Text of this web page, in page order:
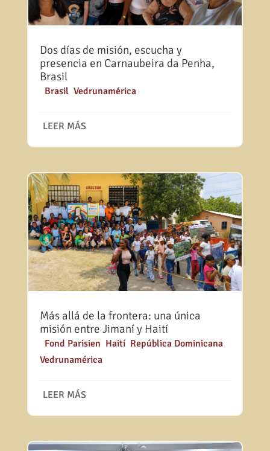
Dos días de misión, escucha y
presencia en Carnaubeira da Penha,
Brasil
Brasil, Vedrunamérica
LEER MÁS
Más allá de la frontera: una única
misión entre Jimaní y Haití
Fond Parisien Haití, República Dominicana,
Vedrunamérica
LEER MÁS